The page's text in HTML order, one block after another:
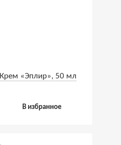
Крем «Эплир», 50 мл
В избранное